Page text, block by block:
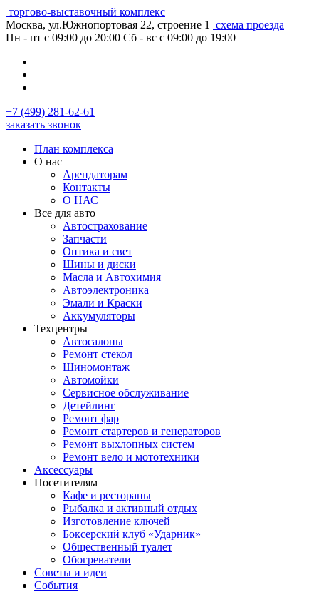
торгово-выставочный комплекс
Москва, ул.Южнопортовая 22, строение 1
схема проезда
Пн - пт с 09:00 до 20:00 Сб - вс с 09:00 до 19:00
+7 (499) 281-62-61
заказать звонок
План комплекса
О нас
Арендаторам
Контакты
О НАС
Все для авто
Автострахование
Запчасти
Оптика и свет
Шины и диски
Масла и Автохимия
Автоэлектроника
Эмали и Краски
Аккумуляторы
Техцентры
Автосалоны
Ремонт стекол
Шиномонтаж
Автомойки
Сервисное обслуживание
Детейлинг
Ремонт фар
Ремонт стартеров и генераторов
Ремонт выхлопных систем
Ремонт вело и мототехники
Аксессуары
Посетителям
Кафе и рестораны
Рыбалка и активный отдых
Изготовление ключей
Боксерский клуб «Ударник»
Общественный туалет
Обогреватели
Советы и идеи
События